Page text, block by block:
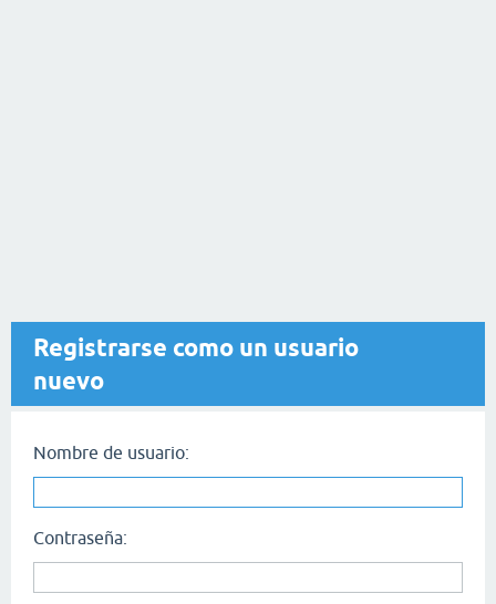
Registrarse como un usuario
nuevo
Nombre de usuario:
Contraseña: